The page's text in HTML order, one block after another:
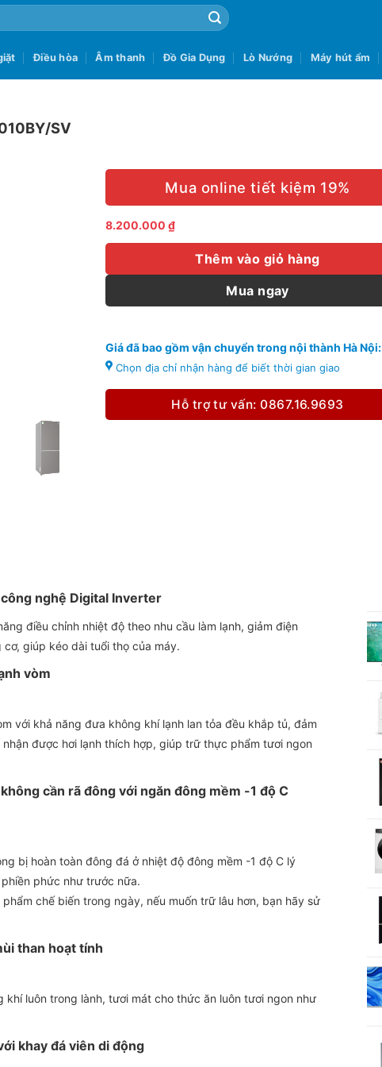
Điều hòa Âm thanh Đồ Gia Dụng Lò Nướng Máy hút ẩm
SV
Mua online tiết kiệm 19%
8.200.000 ₫
Thêm vào giỏ hàng
Mua ngay
Giá đã bao gồm vận chuyển trong nội thành Hà Nội:
Chọn địa chỉ nhận hàng để biết thời gian giao
Hỗ trợ tư vấn: 0867.16.9693
nghệ Digital Inverter
điều chỉnh nhiệt độ theo nhu cầu làm lạnh, giảm điện
giúp kéo dài tuổi thọ của máy.
vòm
với khả năng đưa không khí lạnh lan tỏa đều khắp tủ, đảm
được hơi lạnh thích hợp, giúp trữ thực phẩm tươi ngon
cần rã đông với ngăn đông mềm -1 độ C
bị hoàn toàn đông đá ở nhiệt độ đông mềm -1 độ C lý
phức như trước nữa.
chế biến trong ngày, nếu muốn trữ lâu hơn, bạn hãy sử
than hoạt tính
luôn trong lành, tươi mát cho thức ăn luôn tươi ngon như
khay đá viên di động